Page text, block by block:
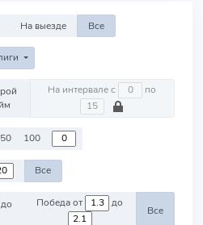
На выезде Все
На интервале с по
50 100
Все
Победа от до
Все